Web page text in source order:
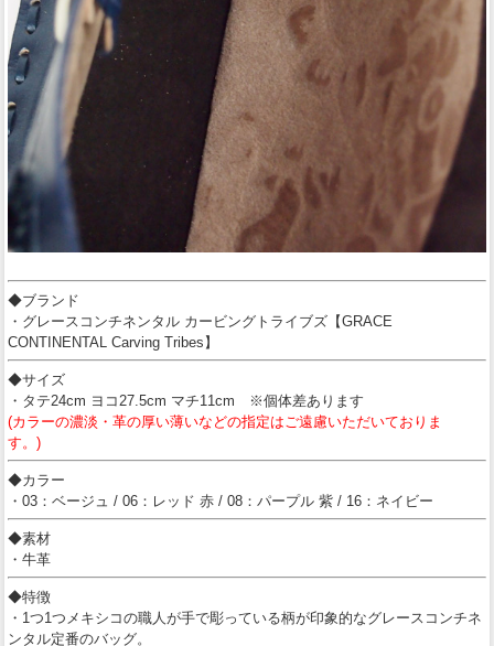
◆ブランド
・グレースコンチネンタル カービングトライブズ【GRACE
CONTINENTAL Carving Tribes】
◆サイズ
・タテ24cm ヨコ27.5cm マチ11cm ※個体差あります
(カラーの濃淡・革の厚い薄いなどの指定はご遠慮いただいておりま
す。)
◆カラー
・03：ベージュ / 06：レッド 赤 / 08：パープル 紫 / 16：ネイビー
◆素材
・牛革
◆特徴
・1つ1つメキシコの職人が手で彫っている柄が印象的なグレースコンチネ
ンタル定番のバッグ。